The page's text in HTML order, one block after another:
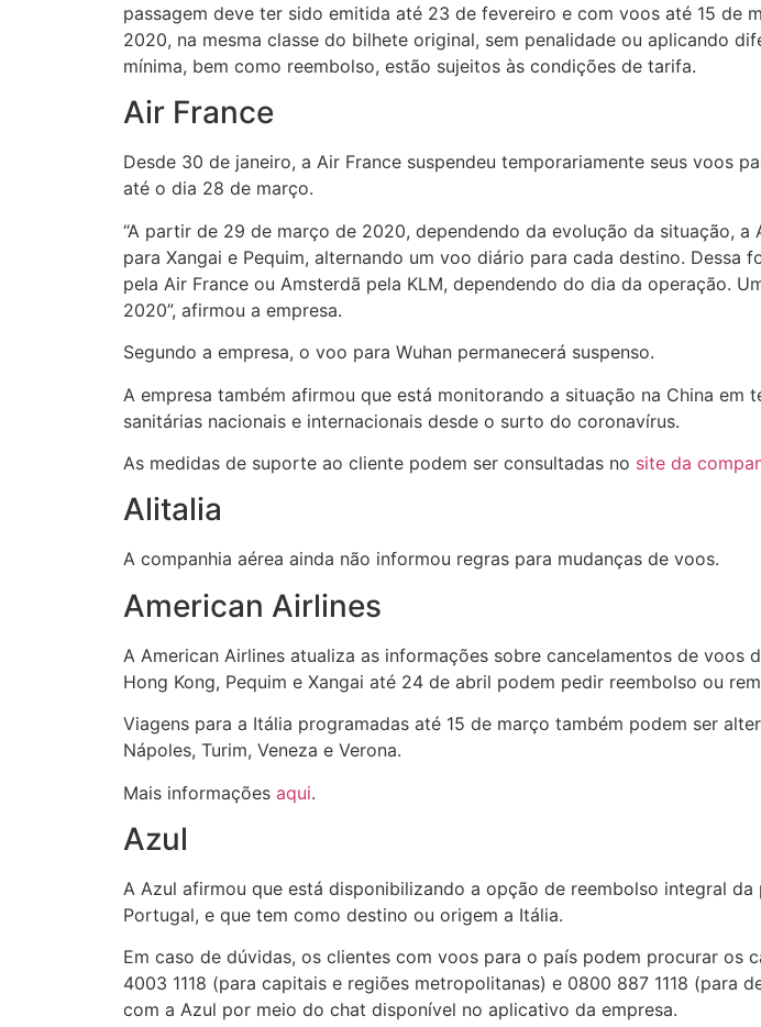
passagem deve ter sido emitida até 23 de fevereiro e com voos até 15 de
2020, na mesma classe do bilhete original, sem penalidade ou aplicando
mínima, bem como reembolso, estão sujeitos às condições de tarifa.
Air France
Desde 30 de janeiro, a Air France suspendeu temporariamente seus voos
até o dia 28 de março.
“A partir de 29 de março de 2020, dependendo da evolução da situação,
para Xangai e Pequim, alternando um voo diário para cada destino. Dessa
pela Air France ou Amsterdã pela KLM, dependendo do dia da operação.
2020”, afirmou a empresa.
Segundo a empresa, o voo para Wuhan permanecerá suspenso.
A empresa também afirmou que está monitorando a situação na China
sanitárias nacionais e internacionais desde o surto do coronavírus.
As medidas de suporte ao cliente podem ser consultadas no site da
Alitalia
A companhia aérea ainda não informou regras para mudanças de voos.
American Airlines
A American Airlines atualiza as informações sobre cancelamentos de voos
Hong Kong, Pequim e Xangai até 24 de abril podem pedir reembolso ou
Viagens para a Itália programadas até 15 de março também podem ser
Nápoles, Turim, Veneza e Verona.
Mais informações aqui.
Azul
A Azul afirmou que está disponibilizando a opção de reembolso integral
Portugal, e que tem como destino ou origem a Itália.
Em caso de dúvidas, os clientes com voos para o país podem procurar os
4003 1118 (para capitais e regiões metropolitanas) e 0800 887 1118 (para
com a Azul por meio do chat disponível no aplicativo da empresa.